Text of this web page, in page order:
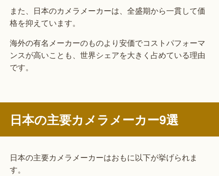
また、日本のカメラメーカーは、全盛期から一貫して価
格を抑えています。
海外の有名メーカーのものより安価でコストパフォーマ
ンスが高いことも、世界シェアを大きく占めている理由
です。
日本の主要カメラメーカー9選
日本の主要カメラメーカーはおもに以下が挙げられま
す。